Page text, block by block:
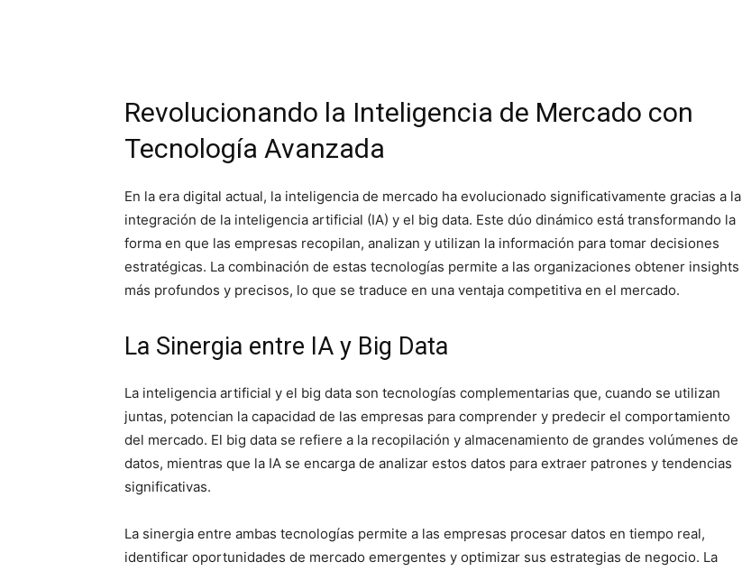
Revolucionando la Inteligencia de Mercado con
Tecnología Avanzada
En la era digital actual, la inteligencia de mercado ha evolucionado significativamente gracias a la
integración de la inteligencia artificial (IA) y el big data. Este dúo dinámico está transformando la
forma en que las empresas recopilan, analizan y utilizan la información para tomar decisiones
estratégicas. La combinación de estas tecnologías permite a las organizaciones obtener insights
más profundos y precisos, lo que se traduce en una ventaja competitiva en el mercado.
La Sinergia entre IA y Big Data
La inteligencia artificial y el big data son tecnologías complementarias que, cuando se utilizan
juntas, potencian la capacidad de las empresas para comprender y predecir el comportamiento
del mercado. El big data se refiere a la recopilación y almacenamiento de grandes volúmenes de
datos, mientras que la IA se encarga de analizar estos datos para extraer patrones y tendencias
significativas.
La sinergia entre ambas tecnologías permite a las empresas procesar datos en tiempo real,
identificar oportunidades de mercado emergentes y optimizar sus estrategias de negocio. La